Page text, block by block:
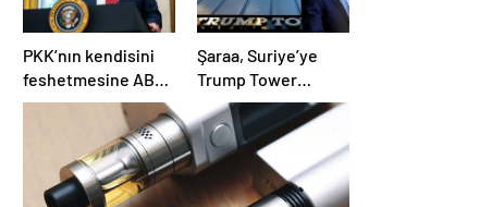
PKK’nın kendisini
feshetmesine ABD
ne diyor? İlk
Şaraa, Suriye’ye
Trump Tower
dikmeye hazır:
Yaptırımlar bitsin
yeter